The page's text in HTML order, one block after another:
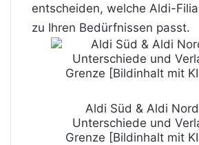
entscheiden, welche Aldi-
zu Ihren Bedürfnissen passt.
Aldi Süd & Aldi
Unterschiede und
Grenze [Bildinhalt mit